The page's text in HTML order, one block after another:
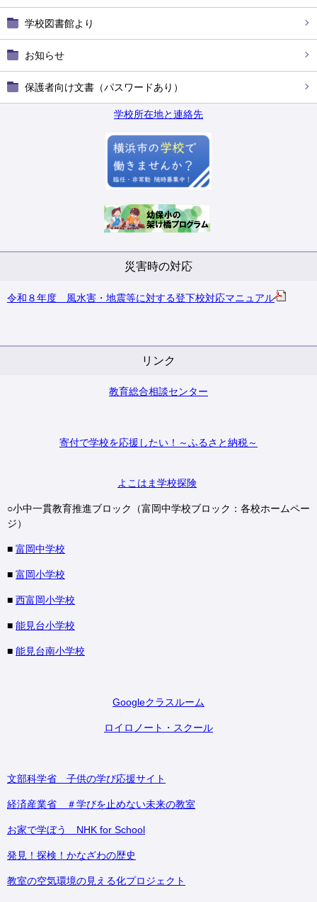
学校図書館より
お知らせ
保護者向け文書（パスワードあり）
学校所在地と連絡先
災害時の対応
令和８年度 風水害・地震等に対する登下校対応マニュアル
リンク
教育総合相談センター
寄付で学校を応援したい！～ふるさと納税～
よこはま学校探険
○小中一貫教育推進ブロック（富岡中学校ブロック：各校ホームペー
ジ）
■ 富岡中学校
■ 富岡小学校
■ 西富岡小学校
■ 能見台小学校
■ 能見台南小学校
Googleクラスルーム
ロイロノート・スクール
文部科学省 子供の学び応援サイト
経済産業省 ＃学びを止めない未来の教室
お家で学ぼう NHK for School
発見！探検！かなざわの歴史
教室の空気環境の見える化プロジェクト